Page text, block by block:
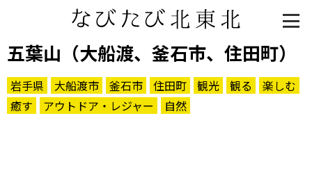
五葉山（大船渡、釜石市、住田町）
岩手県 大船渡市 釜石市 住田町 観光 観る
楽しむ
癒す
アウトドア・レジャー 自然